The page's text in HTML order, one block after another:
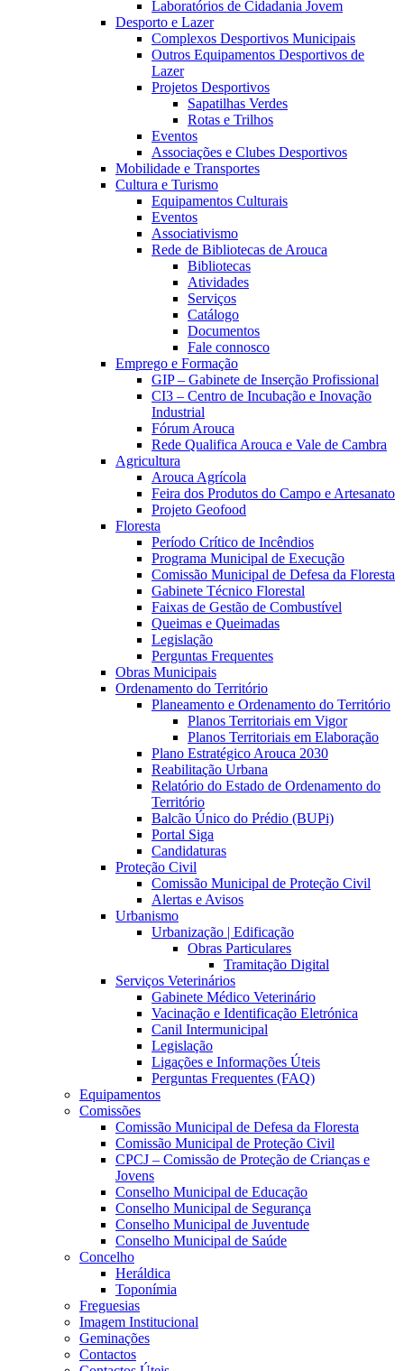
Laboratórios de Cidadania Jovem
Desporto e Lazer
Complexos Desportivos Municipais
Outros Equipamentos Desportivos de
Lazer
Projetos Desportivos
Sapatilhas Verdes
Rotas e Trilhos
Eventos
Associações e Clubes Desportivos
Mobilidade e Transportes
Cultura e Turismo
Equipamentos Culturais
Eventos
Associativismo
Rede de Bibliotecas de Arouca
Bibliotecas
Atividades
Serviços
Catálogo
Documentos
Fale connosco
Emprego e Formação
GIP – Gabinete de Inserção Profissional
CI3 – Centro de Incubação e Inovação
Industrial
Fórum Arouca
Rede Qualifica Arouca e Vale de Cambra
Agricultura
Arouca Agrícola
Feira dos Produtos do Campo e Artesanato
Projeto Geofood
Floresta
Período Crítico de Incêndios
Programa Municipal de Execução
Comissão Municipal de Defesa da Floresta
Gabinete Técnico Florestal
Faixas de Gestão de Combustível
Queimas e Queimadas
Legislação
Perguntas Frequentes
Obras Municipais
Ordenamento do Território
Planeamento e Ordenamento do Território
Planos Territoriais em Vigor
Planos Territoriais em Elaboração
Plano Estratégico Arouca 2030
Reabilitação Urbana
Relatório do Estado de Ordenamento do
Território
Balcão Único do Prédio (BUPi)
Portal Siga
Candidaturas
Proteção Civil
Comissão Municipal de Proteção Civil
Alertas e Avisos
Urbanismo
Urbanização | Edificação
Obras Particulares
Tramitação Digital
Serviços Veterinários
Gabinete Médico Veterinário
Vacinação e Identificação Eletrónica
Canil Intermunicipal
Legislação
Ligações e Informações Úteis
Perguntas Frequentes (FAQ)
Equipamentos
Comissões
Comissão Municipal de Defesa da Floresta
Comissão Municipal de Proteção Civil
CPCJ – Comissão de Proteção de Crianças e
Jovens
Conselho Municipal de Educação
Conselho Municipal de Segurança
Conselho Municipal de Juventude
Conselho Municipal de Saúde
Concelho
Heráldica
Toponímia
Freguesias
Imagem Institucional
Geminações
Contactos